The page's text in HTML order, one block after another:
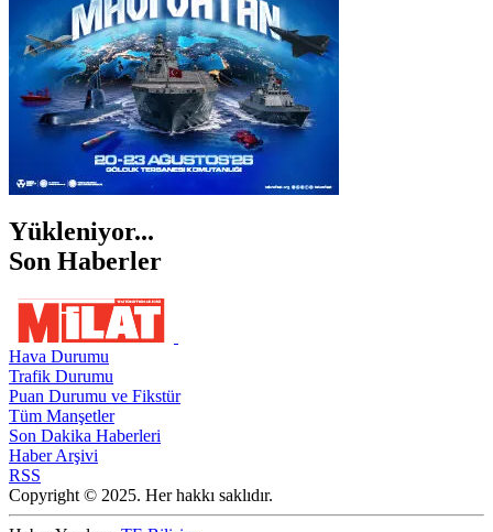
Yükleniyor...
Son Haberler
Hava Durumu
Trafik Durumu
Puan Durumu ve Fikstür
Tüm Manşetler
Son Dakika Haberleri
Haber Arşivi
RSS
Copyright © 2025. Her hakkı saklıdır.